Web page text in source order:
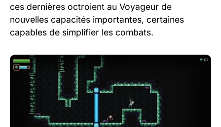
ces dernières octroient au Voyageur de
nouvelles capacités importantes, certaines
capables de simplifier les combats.